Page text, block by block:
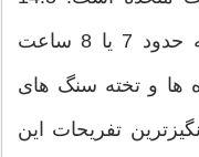
کیلومتر راه پیمایی در دل کوه که حدود 7 یا 8 ساعت
ها و تخته سنگ های
تفریحات این